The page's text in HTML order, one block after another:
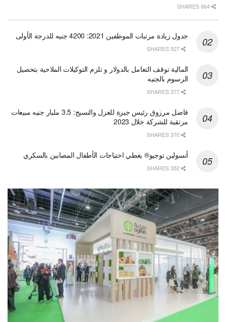
جدول زيادة مرتبات الموظفين 2021: 4200 جنيه للدرجة الأولى
المالية توقف التعامل بالدولار و تلزم التوكيلات الملاحية بتحصيل
الرسوم بالجنيه
فاضل مرزوق رئيس جيزة للغزل والنسيج: 3.5 مليار جنيه مبيعات
مرتقبة للشركة خلال 2023
أنسولين توجيو® يغطي احتياجات الأطفال المصابين بالسكري